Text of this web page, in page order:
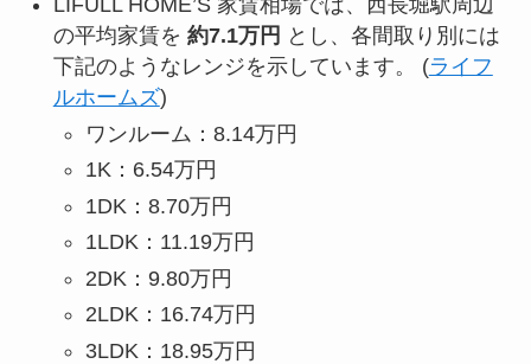
LIFULL HOME’S 家賃相場では、西長堀駅周辺
の平均家賃を 約7.1万円 とし、各間取り別には
下記のようなレンジを示しています。 (ライフ
ルホームズ)
ワンルーム：8.14万円
1K：6.54万円
1DK：8.70万円
1LDK：11.19万円
2DK：9.80万円
2LDK：16.74万円
3LDK：18.95万円